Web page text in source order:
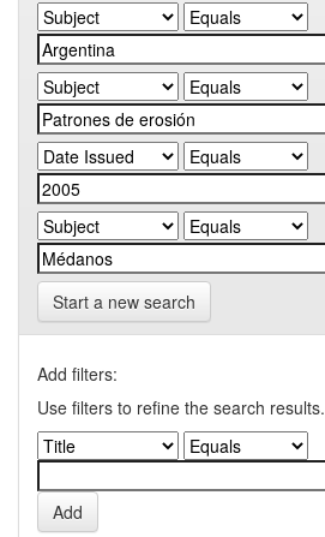
Start a new search
Add filters:
Use filters to refine the search results.